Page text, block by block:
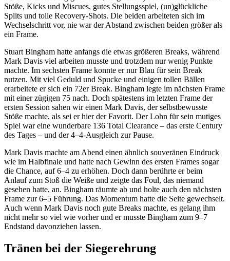
Stöße, Kicks und Miscues, gutes Stellungsspiel, (un)glückliche
Splits und tolle Recovery-Shots. Die beiden arbeiteten sich im
Wechselschritt vor, nie war der Abstand zwischen beiden größer als
ein Frame.
Stuart Bingham hatte anfangs die etwas größeren Breaks, während
Mark Davis viel arbeiten musste und trotzdem nur wenig Punkte
machte. Im sechsten Frame konnte er nur Blau für sein Break
nutzen. Mit viel Geduld und Spucke und einigen tollen Bällen
erarbeitete er sich ein 72er Break. Bingham legte im nächsten Frame
mit einer zügigen 75 nach. Doch spätestens im letzten Frame der
ersten Session sahen wir einen Mark Davis, der selbstbewusste
Stöße machte, als sei er hier der Favorit. Der Lohn für sein mutiges
Spiel war eine wunderbare 136 Total Clearance – das erste Century
des Tages – und der 4–4-Ausgleich zur Pause.
Mark Davis machte am Abend einen ähnlich souveränen Eindruck
wie im Halbfinale und hatte nach Gewinn des ersten Frames sogar
die Chance, auf 6–4 zu erhöhen. Doch dann berührte er beim
Anlauf zum Stoß die Weiße und zeigte das Foul, das niemand
gesehen hatte, an. Bingham räumte ab und holte auch den nächsten
Frame zur 6–5 Führung. Das Momentum hatte die Seite gewechselt.
Auch wenn Mark Davis noch gute Breaks machte, es gelang ihm
nicht mehr so viel wie vorher und er musste Bingham zum 9–7
Endstand davonziehen lassen.
Tränen bei der Siegerehrung